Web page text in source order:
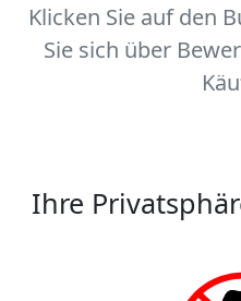
Klicken Sie auf den
Sie sich über
Ihre